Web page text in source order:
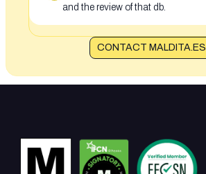
and the review of that db.
CONTACT MALDITA.ES